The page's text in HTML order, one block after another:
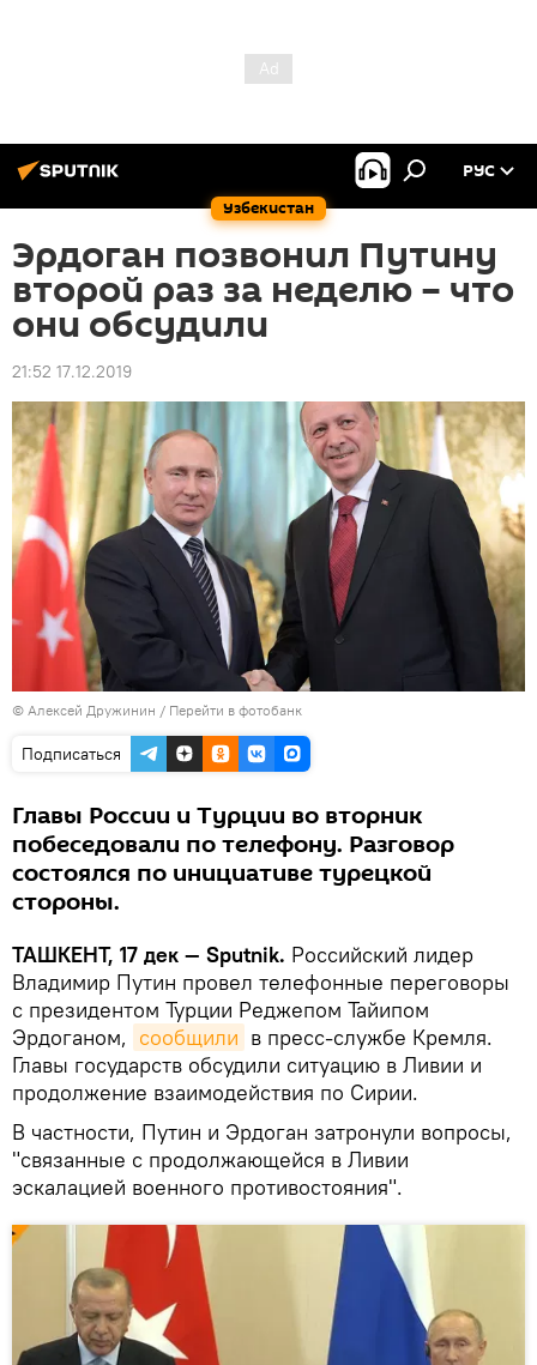
Узбекистан
РУС
Эрдоган позвонил Путину
второй раз за неделю – что
они обсудили
21:52 17.12.2019
© Алексей Дружинин / Перейти в фотобанк
Подписаться
Главы России и Турции во вторник
побеседовали по телефону. Разговор
состоялся по инициативе турецкой
стороны.
ТАШКЕНТ, 17 дек — Sputnik. Российский лидер
Владимир Путин провел телефонные переговоры
с президентом Турции Реджепом Тайипом
Эрдоганом, сообщили в пресс-службе Кремля.
Главы государств обсудили ситуацию в Ливии и
продолжение взаимодействия по Сирии.
В частности, Путин и Эрдоган затронули вопросы,
"связанные с продолжающейся в Ливии
эскалацией военного противостояния".